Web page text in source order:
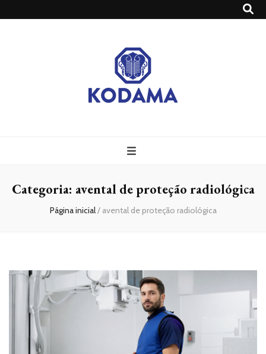
Categoria: avental de proteção radiológica
Página inicial/ avental de proteção radiológica